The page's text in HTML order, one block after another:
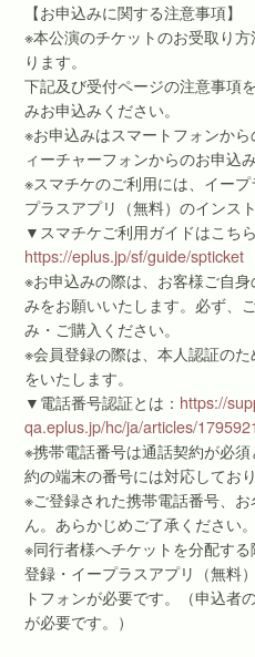
【お申込みに関する注意事項】
※本公演のチケットのお受取り
ります。
下記及び受付ページの注意事項
みお申込みください。
※お申込みはスマートフォンか
ィーチャーフォンからのお申込
※スマチケのご利用には、イー
プラスアプリ（無料）のインス
▼スマチケご利用ガイドはこちら
https://eplus.jp/sf/guide/spticket
※お申込みの際は、お客様ご自
みをお願いいたします。必ず、
み・ご購入ください。
※会員登録の際は、本人認証の
をいたします。
▼電話番号認証とは： https://
qa.eplus.jp/hc/ja/articles/
※携帯電話番号は通話契約が必
約の端末の番号には対応しており
※ご登録された携帯電話番号、
ん。あらかじめご了承ください。
※同行者様へチケットを分配す
登録・イープラスアプリ（無料
トフォンが必要です。（申込者
が必要です。）